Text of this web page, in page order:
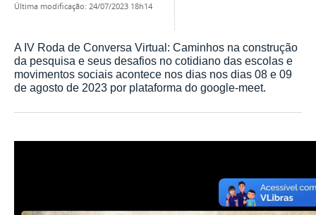
última modificação: 24/07/2023 18h14
A IV Roda de Conversa Virtual: Caminhos na construção
da pesquisa e seus desafios no cotidiano das escolas e
movimentos sociais acontece nos dias nos dias 08 e 09
de agosto de 2023 por plataforma do google-meet.